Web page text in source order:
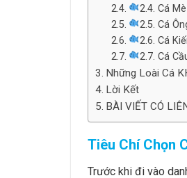
2.4. Cá
2.5. Cá
2.6. Cá
2.7. Cá
Những Loài Cá
Lời Kết
BÀI VIẾT CÓ
Tiêu Chí Chọn
Trước khi đi vào